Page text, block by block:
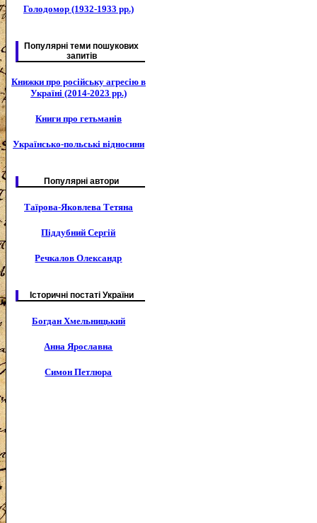
Голодомор (1932-1933 рр.)
Популярні теми пошукових
запитів
Книжки про російську агресію в
Україні (2014-2023 рр.)
Книги про гетьманів
Українсько-польські відносини
Популярні автори
Таїрова-Яковлева Тетяна
Піддубний Сергій
Речкалов Олександр
Історичні постаті України
Богдан Хмельницький
Анна Ярославна
Симон Петлюра